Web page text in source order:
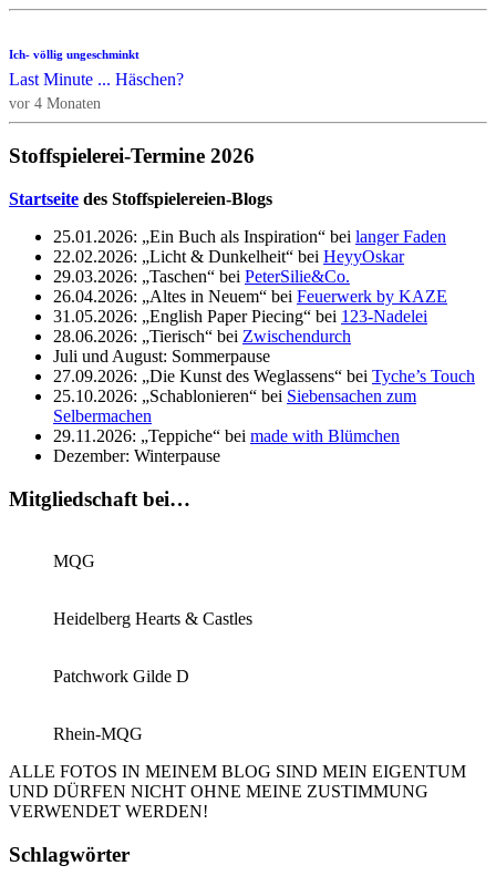
Ich- völlig ungeschminkt
Last Minute ... Häschen?
vor 4 Monaten
Stoffspielerei-Termine 2026
Startseite des Stoffspielereien-Blogs
25.01.2026: „Ein Buch als Inspiration“ bei langer Faden
22.02.2026: „Licht & Dunkelheit“ bei HeyyOskar
29.03.2026: „Taschen“ bei PeterSilie&Co.
26.04.2026: „Altes in Neuem“ bei Feuerwerk by KAZE
31.05.2026: „English Paper Piecing“ bei 123-Nadelei
28.06.2026: „Tierisch“ bei Zwischendurch
Juli und August: Sommerpause
27.09.2026: „Die Kunst des Weglassens“ bei Tyche’s Touch
25.10.2026: „Schablonieren“ bei Siebensachen zum
Selbermachen
29.11.2026: „Teppiche“ bei made with Blümchen
Dezember: Winterpause
Mitgliedschaft bei…
MQG
Heidelberg Hearts & Castles
Patchwork Gilde D
Rhein-MQG
ALLE FOTOS IN MEINEM BLOG SIND MEIN EIGENTUM
UND DÜRFEN NICHT OHNE MEINE ZUSTIMMUNG
VERWENDET WERDEN!
Schlagwörter